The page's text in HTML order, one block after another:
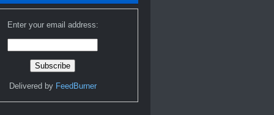
Enter your email address:
Delivered by FeedBurner